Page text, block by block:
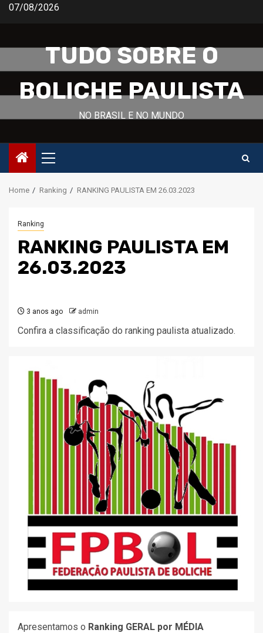
Skip07/08/2026
TUDO SOBRE O
BOLICHE PAULISTA
NO BRASIL E NO MUNDO
Primary
Menu
Home Ranking RANKING PAULISTA EM 26.03.2023
Ranking
RANKING PAULISTA EM
26.03.2023
3 anos ago admin
Confira a classificação do ranking paulista atualizado.
Apresentamos o Ranking GERAL por MÉDIA